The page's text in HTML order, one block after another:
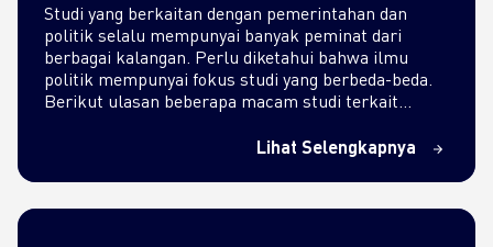
Studi yang berkaitan dengan pemerintahan dan
politik selalu mempunyai banyak peminat dari
berbagai kalangan. Perlu diketahui bahwa ilmu
politik mempunyai fokus studi yang berbeda-beda.
Berikut ulasan beberapa macam studi terkait…
Lihat Selengkapnya